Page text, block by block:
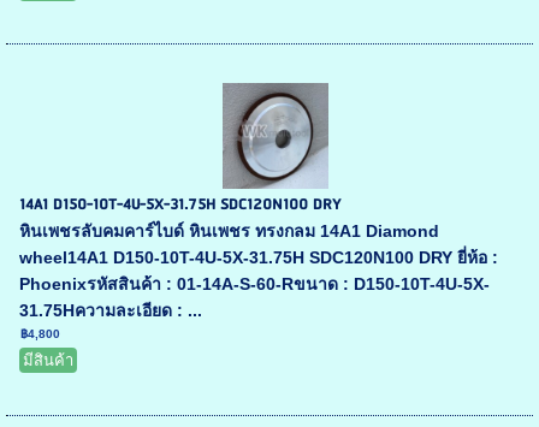
14A1 D150-10T-4U-5X-31.75H SDC120N100 DRY
หินเพชรลับคมคาร์ไบด์ หินเพชร ทรงกลม 14A1 Diamond
wheel14A1 D150-10T-4U-5X-31.75H SDC120N100 DRY ยี่ห้อ :
Phoenixรหัสสินค้า : 01-14A-S-60-Rขนาด : D150-10T-4U-5X-
31.75Hความละเอียด : ...
฿4,800
มีสินค้า